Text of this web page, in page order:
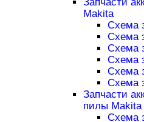
Запчасти
Makita
Схема
Схема
Схема
Схема
Схема
Схема
Запчасти
пилы Makita
Схема